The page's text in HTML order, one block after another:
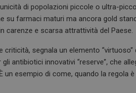
di popolazioni piccole o ultra-
su farmaci maturi ma ancora gold
carenze e scarsa attrattività del Paese.
criticità, segnala un elemento
antibiotici innovativi “reserve”, che
un esempio di come, quando la regola
ARRAffinitySameSite
PHPSESSID